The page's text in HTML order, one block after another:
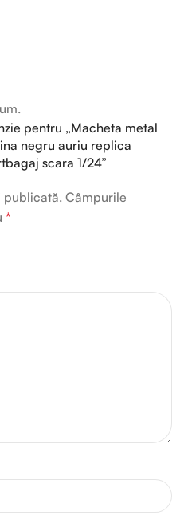
pentru „Macheta metal
negru auriu replica
scara 1/24”
publicată. Câmpurile
*